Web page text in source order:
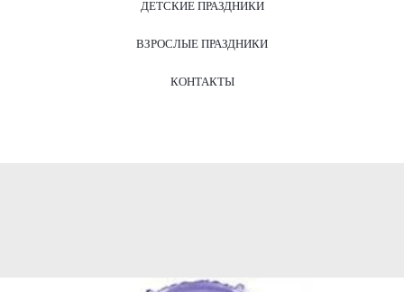
ДЕТСКИЕ ПРАЗДНИКИ
ВЗРОСЛЫЕ ПРАЗДНИКИ
КОНТАКТЫ